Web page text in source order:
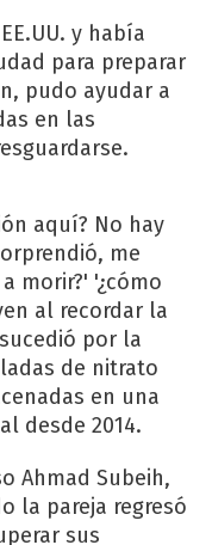
y había
para preparar
pudo ayudar a
en las
aquí? No hay
me
morir?' '¿cómo
al recordar la
por la
de nitrato
en una
desde 2014.
Ahmad Subeih,
la pareja regresó
sus